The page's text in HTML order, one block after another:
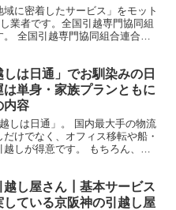
に密着したサービス」をモット
業者です。全国引越専門協同組
全国引越専門協同組合連合会
しは日通」でお馴染みの日
は単身・家族プランともに
内容
しは日通」。 国内最大手の物流
けでなく、オフィス移転や船・
しが得意です。 もちろん、国
越し屋さん┃基本サービス
している京阪神の引越し屋